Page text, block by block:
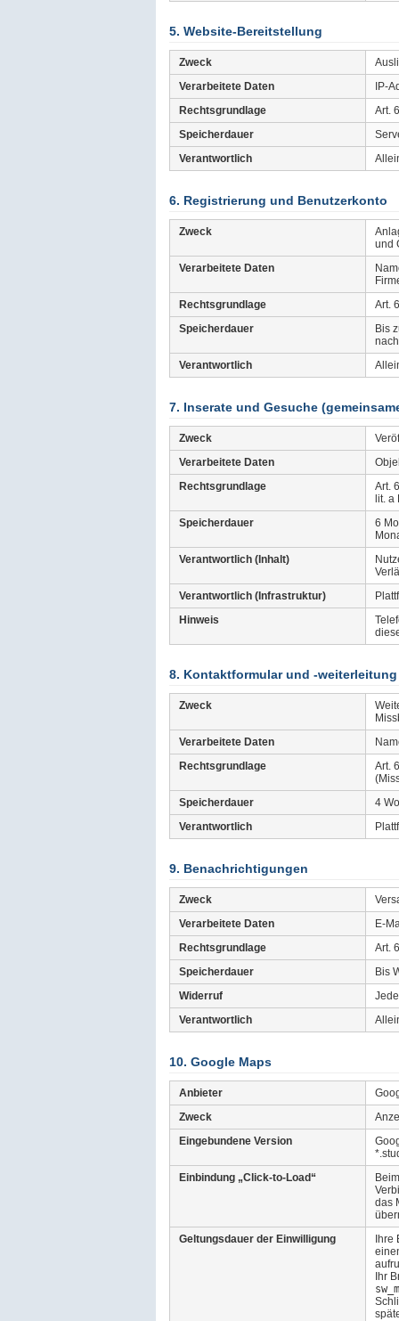
5. Website-Bereitstellung
Zweck
Verarbeitete Daten
IP-
Rechtsgrundlage
Art.
Speicherdauer
Verantwortlich
6. Registrierung und Benutzerkonto
Zweck
und
Verarbeitete Daten
Rechtsgrundlage
Art.
Speicherdauer
Bis
Verantwortlich
7. Inserate und Gesuche
Zweck
Verarbeitete Daten
Rechtsgrundlage
Art.
lit.
Speicherdauer
6
Verantwortlich (Inhalt)
Verantwortlich (Infrastruktur)
Hinweis
8. Kontaktformular und -weiterleitung
Zweck
Verarbeitete Daten
Rechtsgrundlage
Art.
Speicherdauer
4
Verantwortlich
9. Benachrichtigungen
Zweck
Verarbeitete Daten
E-
Rechtsgrundlage
Art.
Speicherdauer
Bis
Widerruf
Verantwortlich
10. Google Maps
Anbieter
Zweck
Eingebundene Version
Einbindung „Click-to-Load“
das
Geltungsdauer der Einwilligung
Ihr